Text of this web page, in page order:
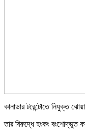
কানাডার টরেন্টোতে নিযুক্ত
তার বিরুদ্ধে হংকং বংশোদ্ভূত